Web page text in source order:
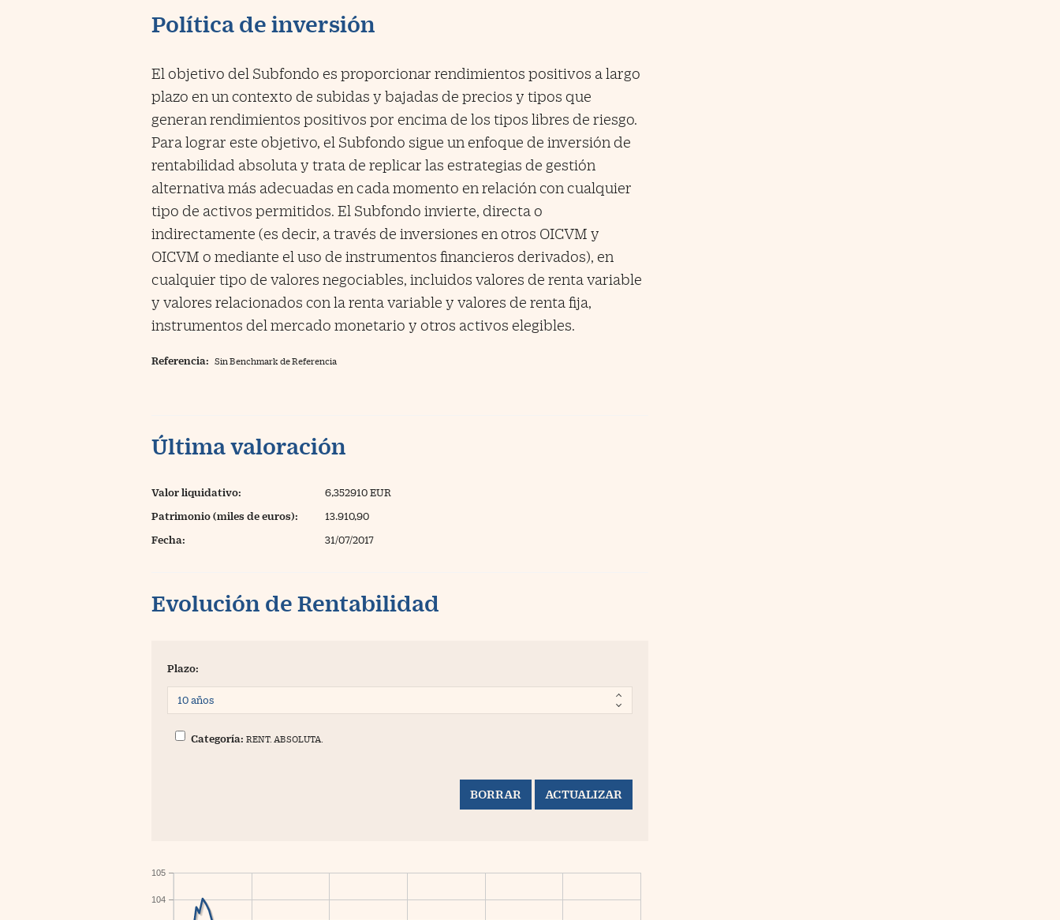
Política de inversión
El objetivo del Subfondo es proporcionar rendimientos positivos a largo
plazo en un contexto de subidas y bajadas de precios y tipos que
generan rendimientos positivos por encima de los tipos libres de riesgo.
Para lograr este objetivo, el Subfondo sigue un enfoque de inversión de
rentabilidad absoluta y trata de replicar las estrategias de gestión
alternativa más adecuadas en cada momento en relación con cualquier
tipo de activos permitidos. El Subfondo invierte, directa o
indirectamente (es decir, a través de inversiones en otros OICVM y
OICVM o mediante el uso de instrumentos financieros derivados), en
cualquier tipo de valores negociables, incluidos valores de renta variable
y valores relacionados con la renta variable y valores de renta fija,
instrumentos del mercado monetario y otros activos elegibles.
Referencia: Sin Benchmark de Referencia
Última valoración
Valor liquidativo: 6,352910 EUR
Patrimonio (miles de euros): 13.910,90
Fecha: 31/07/2017
Evolución de Rentabilidad
Plazo:
Categoría: RENT. ABSOLUTA.
104
105